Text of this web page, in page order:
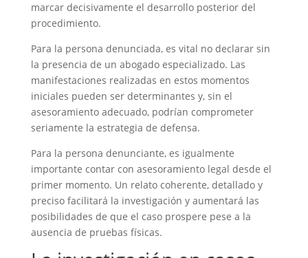
marcar decisivamente el desarrollo posterior del
procedimiento.
Para la persona denunciada, es vital no declarar sin
la presencia de un abogado especializado. Las
manifestaciones realizadas en estos momentos
iniciales pueden ser determinantes y, sin el
asesoramiento adecuado, podrían comprometer
seriamente la estrategia de defensa.
Para la persona denunciante, es igualmente
importante contar con asesoramiento legal desde el
primer momento. Un relato coherente, detallado y
preciso facilitará la investigación y aumentará las
posibilidades de que el caso prospere pese a la
ausencia de pruebas físicas.